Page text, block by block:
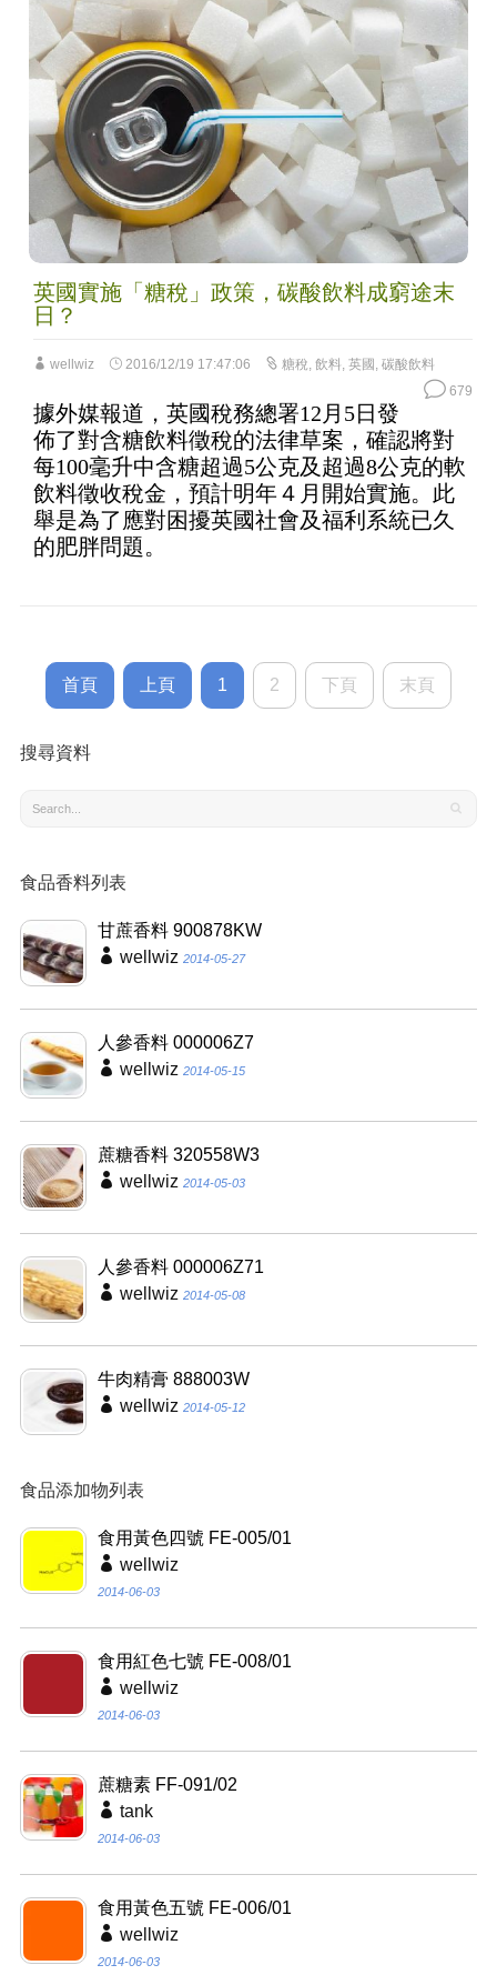
英國實施「糖稅」政策，碳酸飲料成窮途末
日？
wellwiz 2016/12/19 17:47:06 糖稅 飲料 英國 碳酸飲料
679
據外媒報道，英國稅務總署12月5日發
佈了對含糖飲料徵稅的法律草案，確認將對
每100毫升中含糖超過5公克及超過8公克的軟
飲料徵收稅金，預計明年４月開始實施。此
舉是為了應對困擾英國社會及福利系統已久
的肥胖問題。
首頁 上頁 1 2 下頁 末頁
搜尋資料
食品香料列表
甘蔗香料 900878KW
wellwiz 2014-05-27
人參香料 000006Z7
wellwiz 2014-05-15
蔗糖香料 320558W3
wellwiz 2014-05-03
人參香料 000006Z71
wellwiz 2014-05-08
牛肉精膏 888003W
wellwiz 2014-05-12
食品添加物列表
食用黃色四號 FE-005/01
wellwiz
2014-06-03
食用紅色七號 FE-008/01
wellwiz
2014-06-03
蔗糖素 FF-091/02
tank
2014-06-03
食用黃色五號 FE-006/01
wellwiz
2014-06-03